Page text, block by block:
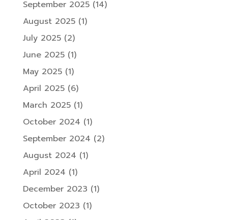
September 2025(14)
August 2025(1)
July 2025(2)
June 2025(1)
May 2025(1)
April 2025(6)
March 2025(1)
October 2024 (1)
September 2024 (2)
August 2024 (1)
April 2024 (1)
December 2023 (1)
October 2023 (1)